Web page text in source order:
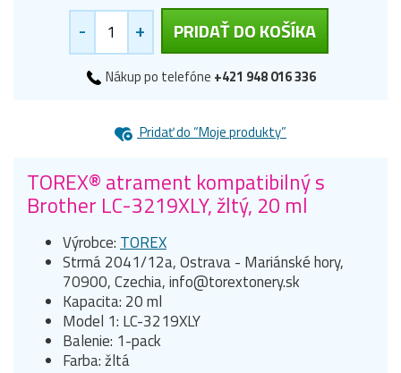
- + PRIDAŤ DO KOŠÍKA
Nákup po telefóne +421 948 016 336
Pridať do “Moje produkty”
TOREX® atrament kompatibilný s
Brother LC-3219XLY, žltý, 20 ml
Výrobce: TOREX
Strmá 2041/12a, Ostrava - Mariánské hory,
70900, Czechia, info@torextonery.sk
Kapacita: 20 ml
Model 1: LC-3219XLY
Balenie: 1-pack
Farba: žltá